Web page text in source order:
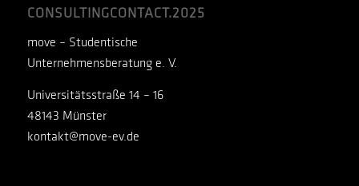
CONSULTINGCONTACT.2025
move – Studentische
Unternehmensberatung e. V.
Universitätsstraße 14 – 16
48143 Münster
kontakt@move-ev.de